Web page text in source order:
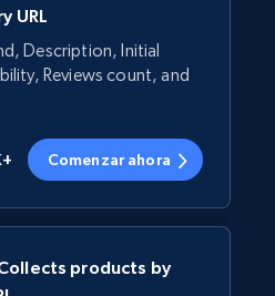
URL
Description, Initial
Reviews count, and
Comenzar ahora
products by